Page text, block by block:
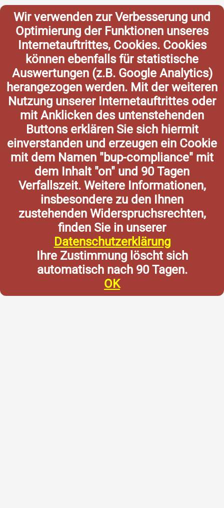
Wir verwenden zur Verbesserung und
Optimierung der Funktionen unseres
Internetauftrittes, Cookies. Cookies
können ebenfalls für statistische
Auswertungen (z.B. Google Analytics)
herangezogen werden. Mit der weiteren
Nutzung unserer Internetauftrittes oder
mit Anklicken des untenstehenden
Buttons erklären Sie sich hiermit
einverstanden und erzeugen ein Cookie
mit dem Namen "bup-compliance" mit
dem Inhalt "on" und 90 Tagen
Verfallszeit. Weitere Informationen,
insbesondere zu den Ihnen
zustehenden Widerspruchsrechten,
finden Sie in unserer
Datenschutzerklärung
Ihre Zustimmung löscht sich
automatisch nach 90 Tagen.
OK